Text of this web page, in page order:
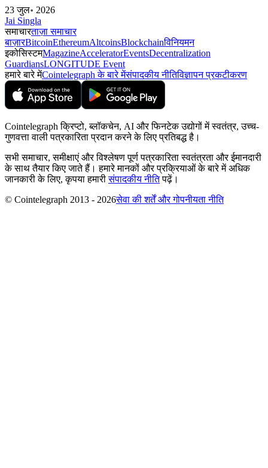
23 जुल॰ 2026
Jai Singla
समाचारताज़ा समाचार
बाज़ारBitcoinEthereumAltcoinsBlockchainविनियमन
इकोसिस्टमMagazineAcceleratorEventsDecentralization
GuardiansLONGITUDE Event
हमारे बारे मेंCointelegraph के बारे मेंसंपादकीय नीतिविज्ञापन प्रकटीकरण
Cointelegraph क्रिप्टो, ब्लॉकचेन, AI और फिनटेक उद्योगों में स्वतंत्र, उच्च-
गुणवत्ता वाली पत्रकारिता प्रदान करने के लिए प्रतिबद्ध है।
सभी समाचार, समीक्षाएं और विश्लेषण पूर्ण पत्रकारिता स्वतंत्रता और ईमानदारी
के साथ तैयार किए जाते हैं। हमारे मानकों और प्रक्रियाओं के बारे में अधिक
जानकारी के लिए, कृपया हमारीसंपादकीय नीतिपढ़ें।
© Cointelegraph 2013 - 2026सेवा की शर्तें और गोपनीयता नीति